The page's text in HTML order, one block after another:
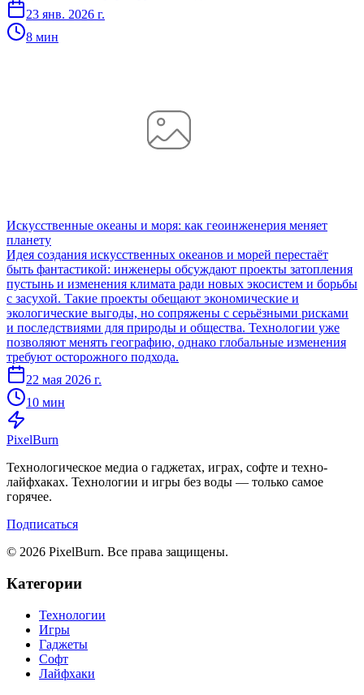
23 янв. 2026 г.
8 мин
Искусственные океаны и моря: как геоинженерия меняет
планету
Идея создания искусственных океанов и морей перестаёт
быть фантастикой: инженеры обсуждают проекты затопления
пустынь и изменения климата ради новых экосистем и борьбы
с засухой. Такие проекты обещают экономические и
экологические выгоды, но сопряжены с серьёзными рисками
и последствиями для природы и общества. Технологии уже
позволяют менять географию, однако глобальные изменения
требуют осторожного подхода.
22 мая 2026 г.
10 мин
PixelBurn
Технологическое медиа о гаджетах, играх, софте и техно-
лайфхаках. Технологии и игры без воды — только самое
горячее.
Подписаться
© 2026 PixelBurn. Все права защищены.
Категории
Технологии
Игры
Гаджеты
Софт
Лайфхаки